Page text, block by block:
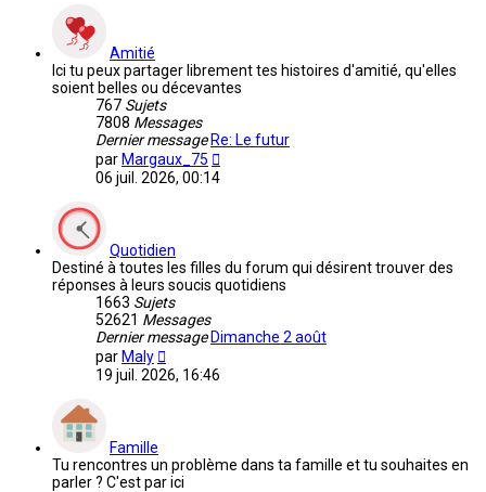
Amitié
Ici tu peux partager librement tes histoires d'amitié, qu'elles
soient belles ou décevantes
767 Sujets
7808 Messages
Dernier message Re: Le futur
par Margaux_75
06 juil. 2026, 00:14
Quotidien
Destiné à toutes les filles du forum qui désirent trouver des
réponses à leurs soucis quotidiens
1663 Sujets
52621 Messages
Dernier message Dimanche 2 août
par Maly
le
dernier
19 juil. 2026, 16:46
Famille
Tu rencontres un problème dans ta famille et tu souhaites en
parler ? C'est par ici